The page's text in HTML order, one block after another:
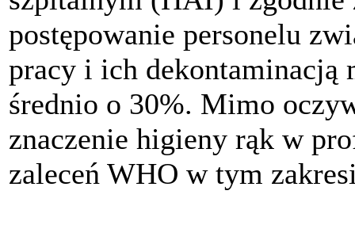
postępowanie personelu
pracy i ich dekontaminacją
średnio o 30%. Mimo
znaczenie higieny rąk w
zaleceń WHO w tym